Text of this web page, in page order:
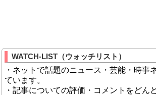
WATCH-LIST（ウォッチリスト）
・ネットで話題のニュース・芸能・時事
ています。
・記事についての評価・コメントをどん